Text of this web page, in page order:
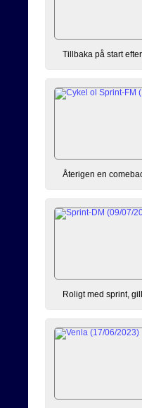
Tillbaka på start
Återigen en
Roligt med sprint,